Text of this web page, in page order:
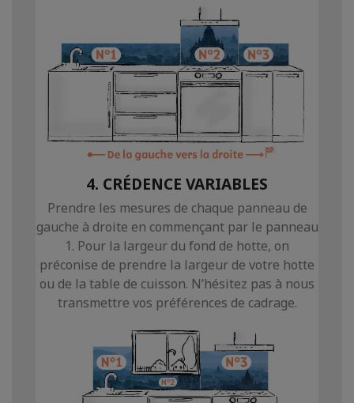
4. CRÉDENCE VARIABLES
Prendre les mesures de chaque panneau de
gauche à droite en commençant par le panneau
1. Pour la largeur du fond de hotte, on
préconise de prendre la largeur de votre hotte
ou de la table de cuisson. N’hésitez pas à nous
transmettre vos préférences de cadrage.